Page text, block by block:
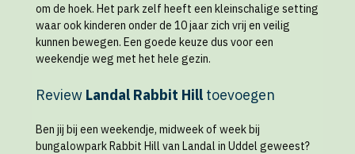
om de hoek. Het park zelf heeft een kleinschalige setting
waar ook kinderen onder de 10 jaar zich vrij en veilig
kunnen bewegen. Een goede keuze dus voor een
weekendje weg met het hele gezin.
Review Landal Rabbit Hill toevoegen
Ben jij bij een weekendje, midweek of week bij
bungalowpark Rabbit Hill van Landal in Uddel geweest?